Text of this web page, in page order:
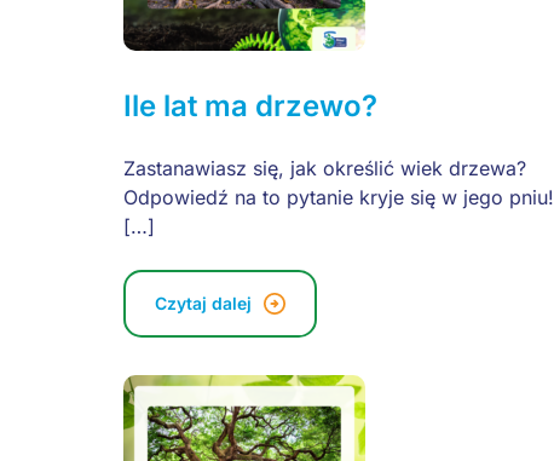
Ile lat ma drzewo?
Zastanawiasz się, jak określić wiek drzewa?
Odpowiedź na to pytanie kryje się w jego pniu!
[…]
Czytaj dalej